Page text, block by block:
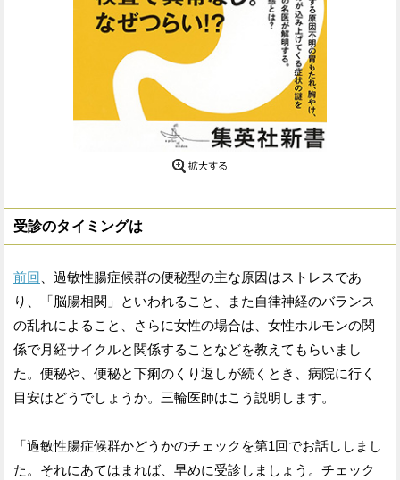
受診のタイミングは
前回
、過敏性腸症候群の便秘型の主な原因はストレスであ
り、「脳腸相関」といわれること、また自律神経のバランス
の乱れによること、さらに女性の場合は、女性ホルモンの関
係で月経サイクルと関係することなどを教えてもらいまし
た。便秘や、便秘と下痢のくり返しが続くとき、病院に行く
目安はどうでしょうか。三輪医師はこう説明します。
「過敏性腸症候群かどうかのチェックを第1回でお話ししまし
た。それにあてはまれば、早めに受診しましょう。チェック